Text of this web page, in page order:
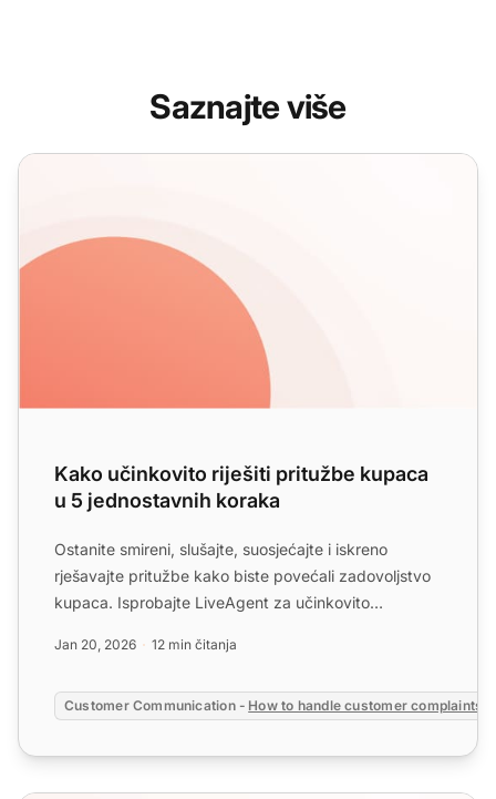
Saznajte više
Kako učinkovito riješiti pritužbe kupaca u 5 jednostavnih
Kako učinkovito riješiti pritužbe kupaca
u 5 jednostavnih koraka
Ostanite smireni, slušajte, suosjećajte i iskreno
rješavajte pritužbe kako biste povećali zadovoljstvo
kupaca. Isprobajte LiveAgent za učinkovito
Jan 20, 2026 12 min čitanja
Customer Communication - How to handle customer complaints